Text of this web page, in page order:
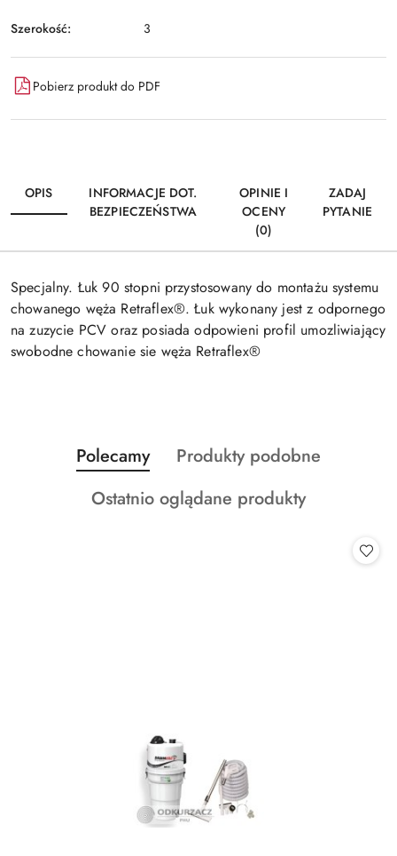
Szerokość: 3
Pobierz produkt do PDF
OPIS
INFORMACJE DOT.
BEZPIECZEŃSTWA
OPINIE I
OCENY
(0)
ZADAJ
PYTANIE
Specjalny. Łuk 90 stopni przystosowany do montażu systemu
chowanego węża Retraflex®. Łuk wykonany jest z odpornego
na zuzycie PCV oraz posiada odpowieni profil umozliwiający
swobodne chowanie sie węża Retraflex®
Pomiń karuzelę produktów
Produkty
o
statusie:
Polecamy
Produkty
statusie:
Produkty podobne
Produkty
Ostatnio oglądane produkty